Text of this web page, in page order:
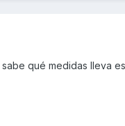
qué medidas lleva